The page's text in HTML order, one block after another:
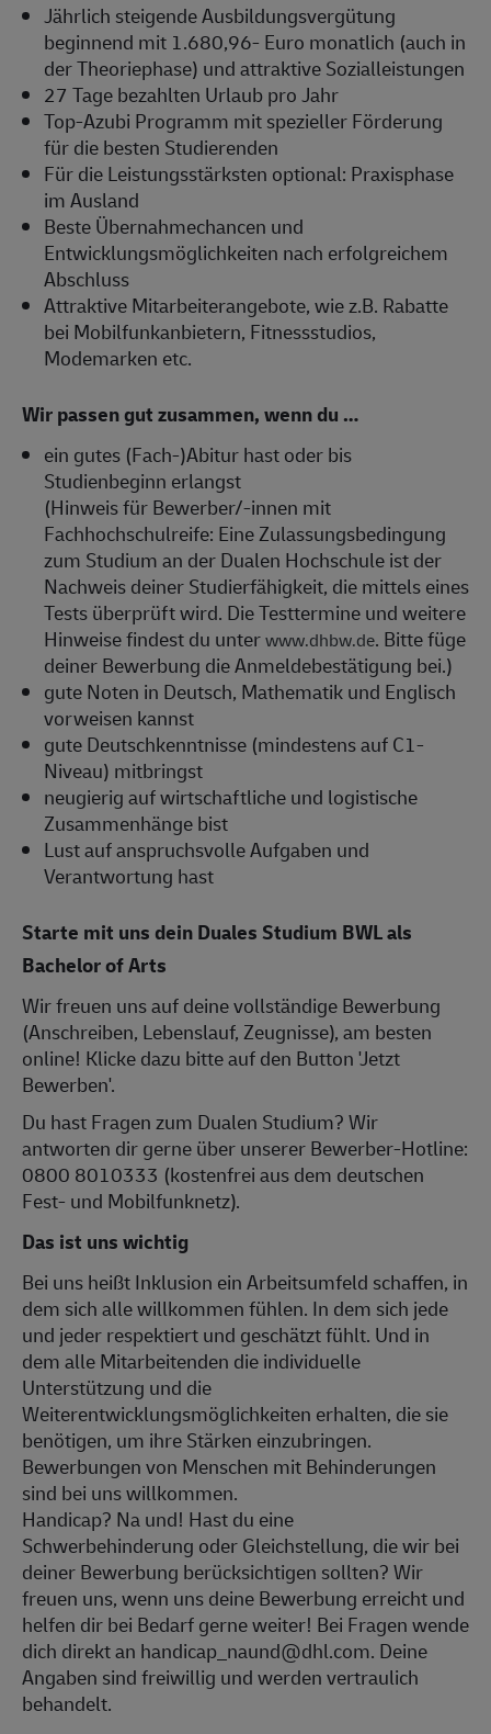
Jährlich steigende Ausbildungsvergütung
beginnend mit 1.680,96- Euro monatlich (auch in
der Theoriephase) und attraktive Sozialleistungen
27 Tage bezahlten Urlaub pro Jahr
Top-Azubi Programm mit spezieller Förderung
für die besten Studierenden
Für die Leistungsstärksten optional: Praxisphase
im Ausland
Beste Übernahmechancen und
Entwicklungsmöglichkeiten nach erfolgreichem
Abschluss
Attraktive Mitarbeiterangebote, wie z.B. Rabatte
bei Mobilfunkanbietern, Fitnessstudios,
Modemarken etc.
Wir passen gut zusammen, wenn du …
ein gutes (Fach-)Abitur hast oder bis
Studienbeginn erlangst
(Hinweis für Bewerber/-innen mit
Fachhochschulreife: Eine Zulassungsbedingung
zum Studium an der Dualen Hochschule ist der
Nachweis deiner Studierfähigkeit, die mittels eines
Tests überprüft wird. Die Testtermine und weitere
Hinweise findest du unterwww.dhbw.de. Bitte füge
deiner Bewerbung die Anmeldebestätigung bei.)
gute Noten in Deutsch, Mathematik und Englisch
vorweisen kannst
gute Deutschkenntnisse (mindestens auf C1-
Niveau) mitbringst
neugierig auf wirtschaftliche und logistische
Zusammenhänge bist
Lust auf anspruchsvolle Aufgaben und
Verantwortung hast
Starte mit uns dein Duales Studium BWL als
Bachelor of Arts
Wir freuen uns auf deine vollständige Bewerbung
(Anschreiben, Lebenslauf, Zeugnisse), am besten
online! Klicke dazu bitte auf den Button 'Jetzt
Bewerben'.
Du hast Fragen zum Dualen Studium? Wir
antworten dir gerne über unserer Bewerber-Hotline:
0800 8010333 (kostenfrei aus dem deutschen
Fest- und Mobilfunknetz).
Das ist uns wichtig
Bei uns heißt Inklusion ein Arbeitsumfeld schaffen, in
dem sich alle willkommen fühlen. In dem sich jede
und jeder respektiert und geschätzt fühlt. Und in
dem alle Mitarbeitenden die individuelle
Unterstützung und die
Weiterentwicklungsmöglichkeiten erhalten, die sie
benötigen, um ihre Stärken einzubringen.
Bewerbungen von Menschen mit Behinderungen
sind bei uns willkommen.
Handicap? Na und! Hast du eine
Schwerbehinderung oder Gleichstellung, die wir bei
deiner Bewerbung berücksichtigen sollten? Wir
freuen uns, wenn uns deine Bewerbung erreicht und
helfen dir bei Bedarf gerne weiter! Bei Fragen wende
dich direkt an handicap_naund@dhl.com. Deine
Angaben sind freiwillig und werden vertraulich
behandelt.